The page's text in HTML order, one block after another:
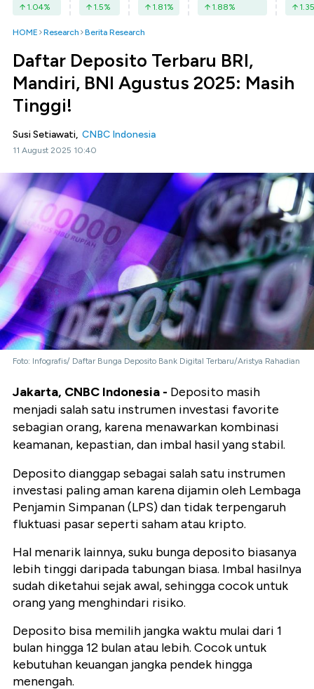
1.04% 1.5% 1.81% 1.88% 1.35
HOME Research Berita Research
Daftar Deposito Terbaru BRI,
Mandiri, BNI Agustus 2025: Masih
Tinggi!
Susi Setiawati, CNBC Indonesia
11 August 2025 10:40
Foto: Infografis/ Daftar Bunga Deposito Bank Digital Terbaru/Aristya Rahadian
Jakarta, CNBC Indonesia - Deposito masih
menjadi salah satu instrumen investasi favorite
sebagian orang, karena menawarkan kombinasi
keamanan, kepastian, dan imbal hasil yang stabil.
Deposito dianggap sebagai salah satu instrumen
investasi paling aman karena dijamin oleh Lembaga
Penjamin Simpanan (LPS) dan tidak terpengaruh
fluktuasi pasar seperti saham atau kripto.
Hal menarik lainnya, suku bunga deposito biasanya
lebih tinggi daripada tabungan biasa. Imbal hasilnya
sudah diketahui sejak awal, sehingga cocok untuk
orang yang menghindari risiko.
Deposito bisa memilih jangka waktu mulai dari 1
bulan hingga 12 bulan atau lebih. Cocok untuk
kebutuhan keuangan jangka pendek hingga
menengah.